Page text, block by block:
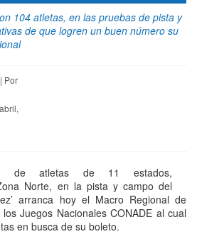
104 atletas, en las pruebas de pista y
de que logren un buen número su
| Por
de atletas de 11 estados,
Norte, en la pista y campo del
arranca hoy el Macro Regional de
Juegos Nacionales CONADE al cual
en busca de su boleto.